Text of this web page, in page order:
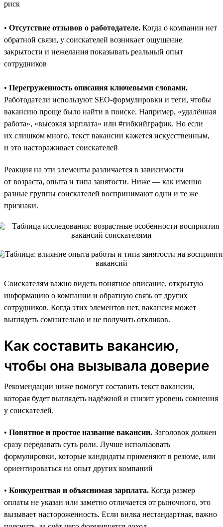
риск
• Отсутствие отзывов о работодателе. Когда о компании нет
обратной связи, у соискателей возникает ощущение
закрытости и нежелания показывать реальный опыт
сотрудников
• Перегруженность описания ключевыми словами.
Работодатели используют SEO-формулировки и теги, чтобы
вакансию проще было найти в поиске. Например, «удалённая
работа», «высокая зарплата» или #гибкийграфик. Но если
их слишком много, текст вакансии кажется искусственным,
и это настораживает соискателей
Реакция на эти элементы различается в зависимости
от возраста, опыта и типа занятости. Ниже — как именно
разные группы соискателей воспринимают одни и те же
признаки.
Соискателям важно видеть понятное описание, открытую
информацию о компании и обратную связь от других
сотрудников. Когда этих элементов нет, вакансия может
выглядеть сомнительно и не получить откликов.
Как составить вакансию,
чтобы она вызывала доверие
Рекомендации ниже помогут составить текст вакансии,
которая будет выглядеть надёжной и снизит уровень сомнения
у соискателей.
• Понятное и простое название вакансии. Заголовок должен
сразу передавать суть роли. Лучше использовать
формулировки, которые кандидаты применяют в резюме, или
ориентироваться на опыт других компаний
• Конкурентная и объяснимая зарплата. Когда размер
оплаты не указан или заметно отличается от рыночного, это
вызывает настороженность. Если вилка нестандартная, важно